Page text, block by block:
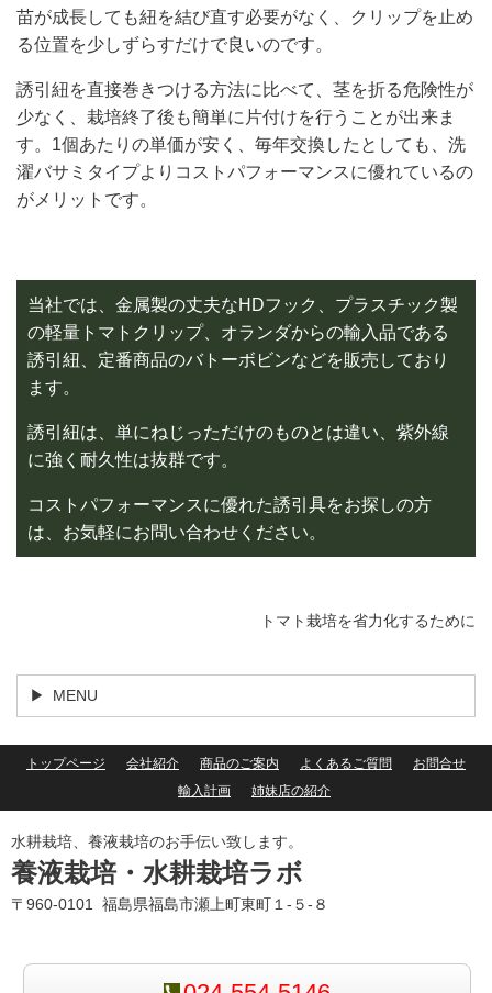
苗が成長しても紐を結び直す必要がなく、クリップを止め
る位置を少しずらすだけで良いのです。
誘引紐を直接巻きつける方法に比べて、茎を折る危険性が
少なく、栽培終了後も簡単に片付けを行うことが出来ま
す。1個あたりの単価が安く、毎年交換したとしても、洗
濯バサミタイプよりコストパフォーマンスに優れているの
がメリットです。
当社では、金属製の丈夫なHDフック、プラスチック製
の軽量トマトクリップ、オランダからの輸入品である
誘引紐、定番商品のバトーボビンなどを販売しており
ます。
誘引紐は、単にねじっただけのものとは違い、紫外線
に強く耐久性は抜群です。
コストパフォーマンスに優れた誘引具をお探しの方
は、お気軽にお問い合わせください。
トマト栽培を省力化するために
MENU
トップページ 会社紹介 商品のご案内 よくあるご質問
お問合せ
輸入計画
姉妹店の紹介
水耕栽培、養液栽培のお手伝い致します。
養液栽培・水耕栽培ラボ
〒960-0101 福島県福島市瀬上町東町１-５-８